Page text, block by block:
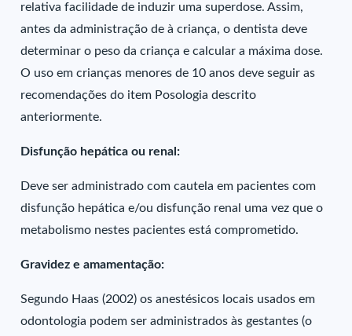
relativa facilidade de induzir uma superdose. Assim,
antes da administração de à criança, o dentista deve
determinar o peso da criança e calcular a máxima dose.
O uso em crianças menores de 10 anos deve seguir as
recomendações do item Posologia descrito
anteriormente.
Disfunção hepática ou renal:
Deve ser administrado com cautela em pacientes com
disfunção hepática e/ou disfunção renal uma vez que o
metabolismo nestes pacientes está comprometido.
Gravidez e amamentação:
Segundo Haas (2002) os anestésicos locais usados em
odontologia podem ser administrados às gestantes (o